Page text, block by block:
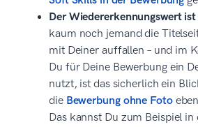
Der Wiedererkennungswert
kaum noch jemand die
mit Deiner auffallen – und im
Du für Deine Bewerbung ein
nutzt, ist das sicherlich ein
die Bewerbung ohne Foto
Das kannst Du zum Beispiel in